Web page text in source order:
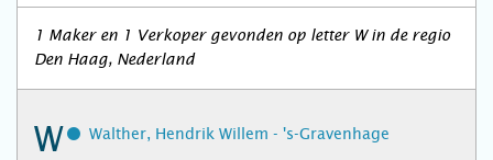
1 Maker en 1 Verkoper gevonden op letter W in de regio
Den Haag, Nederland
W Walther, Hendrik Willem - 's-Gravenhage